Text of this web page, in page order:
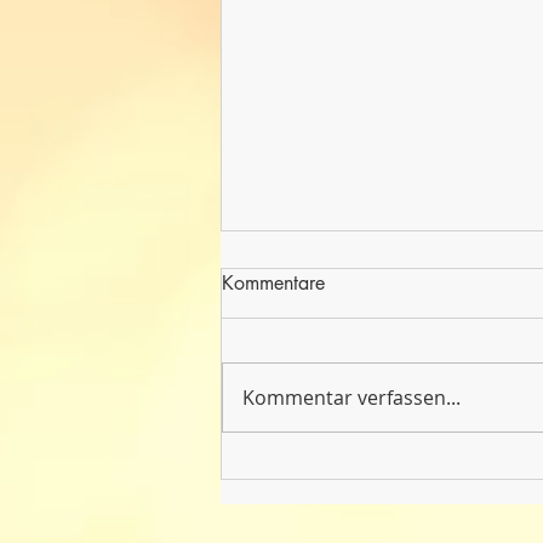
Spannung pur beim
Fußballturnier
Kommentare
Kommentar verfassen...